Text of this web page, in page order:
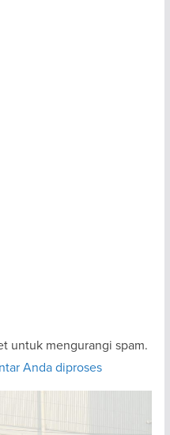
untuk mengurangi spam.
Anda diproses